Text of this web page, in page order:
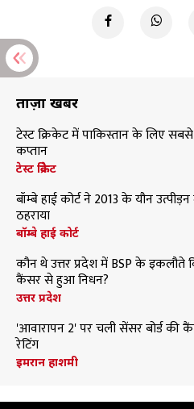
ताज़ा खबरें
टेस्ट क्रिकेट में पाकिस्तान के लिए
कप्तान
टेस्ट क्रिकेट
बॉम्बे हाई कोर्ट ने 2013 के यौन
ठहराया
बॉम्बे हाई कोर्ट
कौन थे उत्तर प्रदेश में BSP के इकलौते
कैंसर से हुआ निधन?
उत्तर प्रदेश
'आवारापन 2' पर चली सेंसर बोर्ड की
रेटिंग
इमरान हाशमी